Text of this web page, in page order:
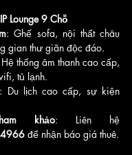
Lounge 9 Chỗ
: Ghế sofa, nội thất châu
gian thư giãn độc đáo.
thống âm thanh cao cấp,
tủ lạnh.
: Du lịch cao cấp, sự kiện
khảo
để nhận báo giá thuê.